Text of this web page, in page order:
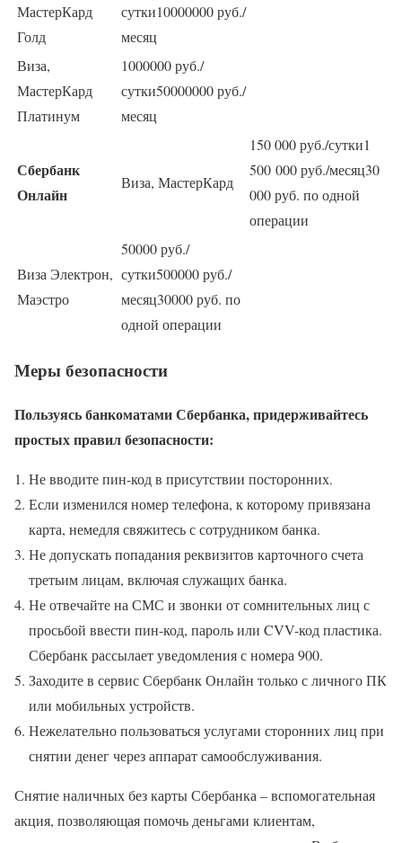
МастерКард
Голд
сутки10000000 руб./
месяц
Виза,
МастерКард
Платинум
1000000 руб./
сутки50000000 руб./
месяц
Сбербанк
Онлайн
Виза, МастерКард
150 000 руб./сутки1
500 000 руб./месяц30
000 руб. по одной
операции
Виза Электрон,
Маэстро
50000 руб./
сутки500000 руб./
месяц30000 руб. по
одной операции
Меры безопасности
Пользуясь банкоматами Сбербанка, придерживайтесь
простых правил безопасности:
Не вводите пин-код в присутствии посторонних.
Если изменился номер телефона, к которому привязана
карта, немедля свяжитесь с сотрудником банка.
Не допускать попадания реквизитов карточного счета
третьим лицам, включая служащих банка.
Не отвечайте на СМС и звонки от сомнительных лиц с
просьбой ввести пин-код, пароль или CVV-код пластика.
Сбербанк рассылает уведомления с номера 900.
Заходите в сервис Сбербанк Онлайн только с личного ПК
или мобильных устройств.
Нежелательно пользоваться услугами сторонних лиц при
снятии денег через аппарат самообслуживания.
Снятие наличных без карты Сбербанка – вспомогательная
акция, позволяющая помочь деньгами клиентам,